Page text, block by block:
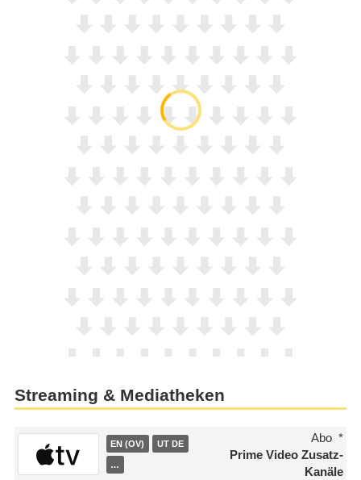
Streaming & Mediatheken
EN (OV) UT DE
…
Abo
Prime Video Zusatz-
Kanäle